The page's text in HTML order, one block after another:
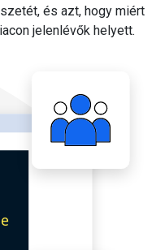
és azt, hogy miért
jelenlévők helyett.